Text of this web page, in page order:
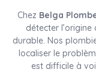
Chez Belga
détecter
durable. Nos
localiser le
est difficile à